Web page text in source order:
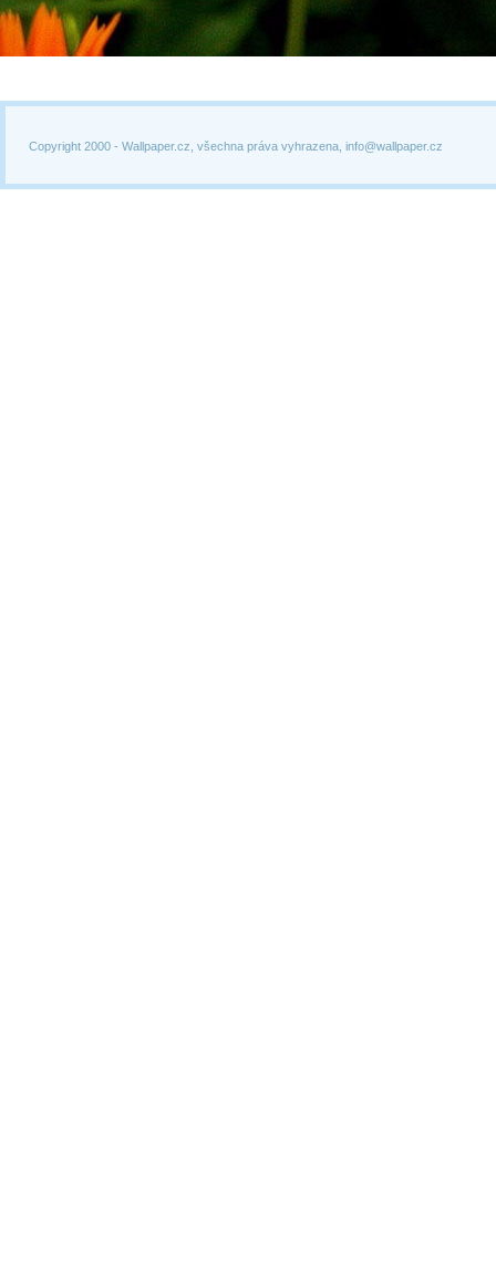
Copyright 2000 - Wallpaper.cz, všechna práva vyhrazena, info@wallpaper.cz